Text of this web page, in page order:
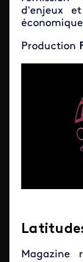
d’enjeux
Production
Magazine